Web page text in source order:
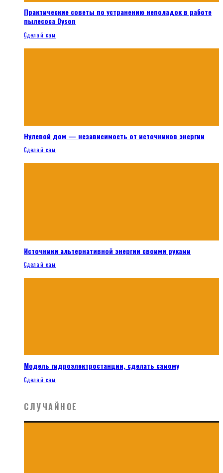
Практические советы по устранению неполадок в работе
пылесоса Dyson
Сделай сам
Нулевой дом — независимость от источников энергии
Сделай сам
Источники альтернативной энергии своими руками
Сделай сам
Модель гидроэлектростанции, сделать самому
Сделай сам
СЛУЧАЙНОЕ